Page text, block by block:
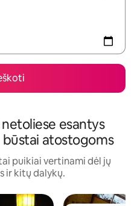
esantys
atostogoms
puikiai vertinami dėl jų
ir kitų dalykų.